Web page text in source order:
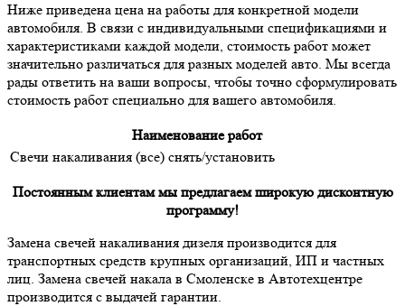
Ниже приведена цена на работы для конкретной модели
автомобиля. В связи с индивидуальными спецификациями и
характеристиками каждой модели, стоимость работ может
значительно различаться для разных моделей авто. Мы всегда
рады ответить на ваши вопросы, чтобы точно сформулировать
стоимость работ специально для вашего автомобиля.
Наименование работ
Свечи накаливания (все) снять/установить
Постоянным клиентам мы предлагаем широкую дисконтную
программу!
Замена свечей накаливания дизеля производится для
транспортных средств крупных организаций, ИП и частных
лиц. Замена свечей накала в Смоленске в Автотехцентре
производится с выдачей гарантии.